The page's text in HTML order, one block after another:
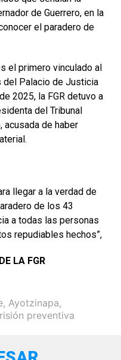
de Guerrero, en la
el paradero de
el primero vinculado al
del Palacio de Justicia
2025, la FGR detuvo a
del Tribunal
acusada de haber
llegar a la verdad de
de los 43
a todas las personas
repudiables hechos”,
LA FGR
, Ayotzinapa,
preventiva